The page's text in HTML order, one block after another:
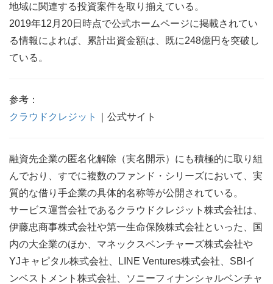
地域に関連する投資案件を取り揃えている。
2019年12月20日時点で公式ホームページに掲載されてい
る情報によれば、累計出資金額は、既に248億円を突破し
ている。
参考：
クラウドクレジット
｜公式サイト
融資先企業の匿名化解除（実名開示）にも積極的に取り組
んでおり、すでに複数のファンド・シリーズにおいて、実
質的な借り手企業の具体的名称等が公開されている。
サービス運営会社であるクラウドクレジット株式会社は、
伊藤忠商事株式会社や第一生命保険株式会社といった、国
内の大企業のほか、マネックスベンチャーズ株式会社や
YJキャピタル株式会社、LINE Ventures株式会社、SBIイ
ンベストメント株式会社、ソニーフィナンシャルベンチャ